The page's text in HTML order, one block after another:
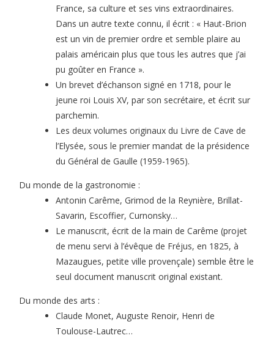
France, sa culture et ses vins extraordinaires.
Dans un autre texte connu, il écrit : « Haut-Brion
est un vin de premier ordre et semble plaire au
palais américain plus que tous les autres que j’ai
pu goûter en France ».
Un brevet d’échanson signé en 1718, pour le
jeune roi Louis XV, par son secrétaire, et écrit sur
parchemin.
Les deux volumes originaux du Livre de Cave de
l’Elysée, sous le premier mandat de la présidence
du Général de Gaulle (1959-1965).
Du monde de la gastronomie :
Antonin Carême, Grimod de la Reynière, Brillat-
Savarin, Escoffier, Curnonsky…
Le manuscrit, écrit de la main de Carême (projet
de menu servi à l’évêque de Fréjus, en 1825, à
Mazaugues, petite ville provençale) semble être le
seul document manuscrit original existant.
Du monde des arts :
Claude Monet, Auguste Renoir, Henri de
Toulouse-Lautrec…